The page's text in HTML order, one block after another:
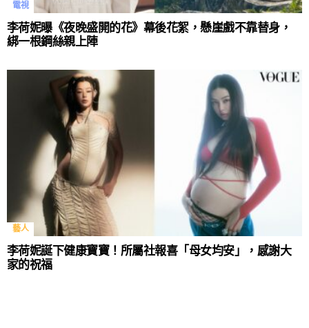
電視
李荷妮曝《夜晚盛開的花》幕後花絮，懸崖戲不靠替身，
綁一根鋼絲親上陣
藝人
李荷妮誕下健康寶寶！所屬社報喜「母女均安」，感謝大
家的祝福